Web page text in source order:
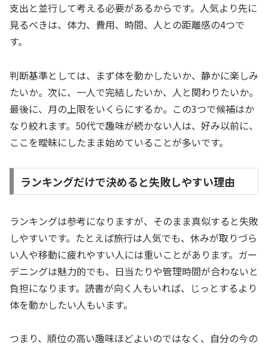
支出と並行して考える必要があるからです。人気より先に
見るべきは、体力、費用、時間、人との距離感の4つで
す。
判断基準としては、まず体を動かしたいか、静かに楽しみ
たいか。次に、一人で完結したいか、人と関わりたいか。
最後に、月の上限をいくらにするか。この3つで候補はか
なり絞れます。50代で趣味が続かない人は、好み以前に、
ここを曖昧にしたまま始めていることが多いです。
ランキングだけで決めると失敗しやすい理由
ランキングは参考になりますが、そのまま真似すると失敗
しやすいです。たとえば旅行は人気でも、休みが取りづら
い人や移動に疲れやすい人には重いことがあります。ガー
デニングは魅力的でも、日当たりや管理時間が合わないと
負担になります。読書が向く人もいれば、じっとするより
体を動かしたい人もいます。
つまり、順位の高い趣味ほどよいのではなく、自分の今の